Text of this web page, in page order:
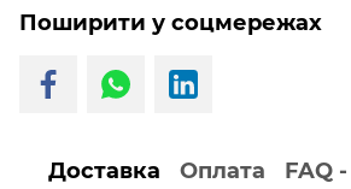
Поширити у соцмережах
Доставка Оплата FAQ